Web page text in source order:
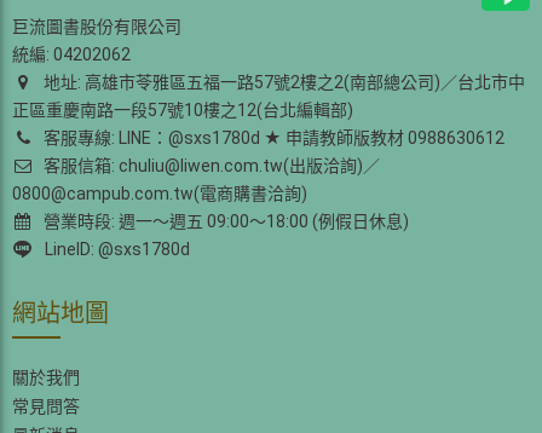
巨流圖書股份有限公司
統編: 04202062
地址: 高雄市苓雅區五福一路57號2樓之2(南部總公司)／台北市中
正區重慶南路一段57號10樓之12(台北編輯部)
客服專線: LINE：@sxs1780d ★ 申請教師版教材 0988630612
客服信箱: chuliu@liwen.com.tw(出版洽詢)／
0800@campub.com.tw(電商購書洽詢)
營業時段: 週一～週五 09:00～18:00 (例假日休息)
LineID: @sxs1780d
網站地圖
關於我們
常見問答